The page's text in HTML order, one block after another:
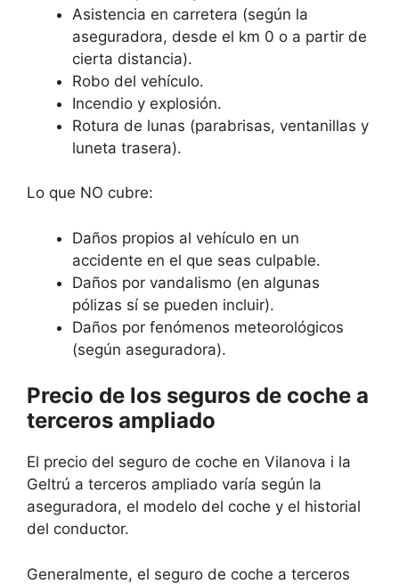
Asistencia en carretera (según la
aseguradora, desde el km 0 o a partir de
cierta distancia).
Robo del vehículo.
Incendio y explosión.
Rotura de lunas (parabrisas, ventanillas y
luneta trasera).
Lo que NO cubre:
Daños propios al vehículo en un
accidente en el que seas culpable.
Daños por vandalismo (en algunas
pólizas sí se pueden incluir).
Daños por fenómenos meteorológicos
(según aseguradora).
Precio de los seguros de coche a
terceros ampliado
El precio del seguro de coche en Vilanova i la
Geltrú a terceros ampliado varía según la
aseguradora, el modelo del coche y el historial
del conductor.
Generalmente, el seguro de coche a terceros